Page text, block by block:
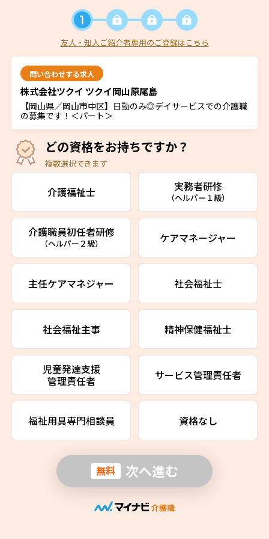
友人・知人ご紹介者専用のご登録はこちら
問い合わせする求人
株式会社ツクイ ツクイ岡山原尾島
【岡山県／岡山市中区】日勤のみ◎デイサービスでの介護職
の募集です！＜パート＞
どの資格をお持ちですか？
複数選択できます
介護福祉士 実務者研修
（ヘルパー１級）
介護職員初任者研修
（ヘルパー２級） ケアマネージャー
主任ケアマネジャー 社会福祉士
社会福祉主事 精神保健福祉士
児童発達支援
管理責任者
サービス管理責任者
福祉用具専門相談員 資格なし
無料 次へ進む